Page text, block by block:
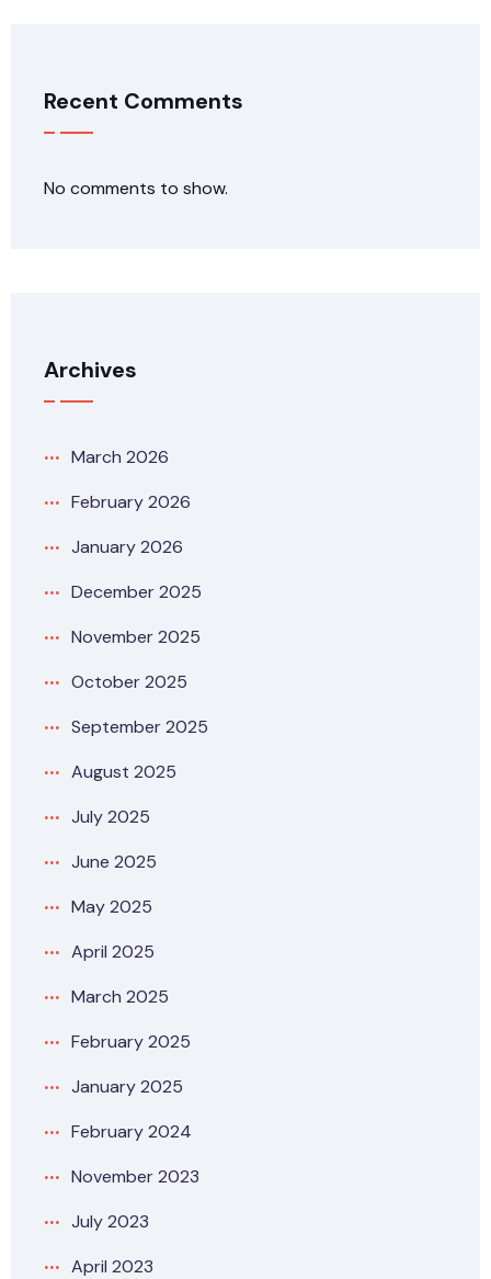
Recent Comments
No comments to show.
Archives
March 2026
February 2026
January 2026
December 2025
November 2025
October 2025
September 2025
August 2025
July 2025
June 2025
May 2025
April 2025
March 2025
February 2025
January 2025
February 2024
November 2023
July 2023
April 2023